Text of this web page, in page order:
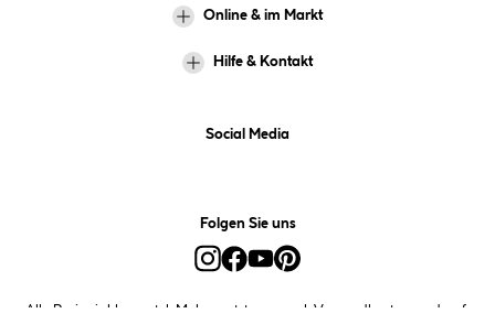
Online & im Markt
Hilfe & Kontakt
Social Media
Folgen Sie uns
Alle Preise inkl. gesetzl. Mehrwertsteuer zzgl. Versandkosten
und ggf.